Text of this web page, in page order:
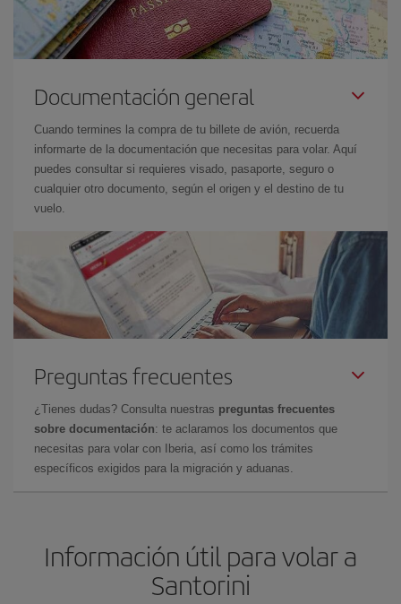
Documentación general
Cuando termines la compra de tu billete de avión, recuerda
informarte de la documentación que necesitas para volar. Aquí
puedes consultar si requieres visado, pasaporte, seguro o
cualquier otro documento, según el origen y el destino de tu
vuelo.
Preguntas frecuentes
¿Tienes dudas? Consulta nuestras preguntas frecuentes
sobre documentación: te aclaramos los documentos que
necesitas para volar con Iberia, así como los trámites
específicos exigidos para la migración y aduanas.
Información útil para volar a
Santorini